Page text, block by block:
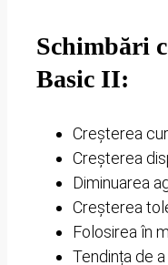
Schimbări
Basic II:
Creșterea
Creșterea
Diminuarea
Creșterea
Folosirea în
Tendința de